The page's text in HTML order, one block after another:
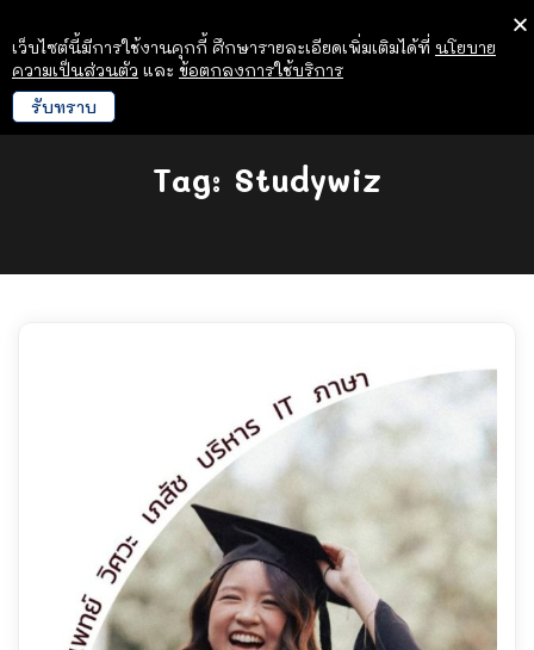
Tag: Studywiz
เว็บไซต์นี้มีการใช้งานคุกกี้ ศึกษารายละเอียดเพิ่มเติมได้ที่ นโยบาย
ความเป็นส่วนตัว และ ข้อตกลงการใช้บริการ
รับทราบ